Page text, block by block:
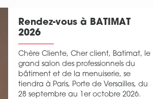
Rendez-vous à BATIMAT
2026
Chère Cliente, Cher client, Batimat, le
grand salon des professionnels du
bâtiment et de la menuiserie, se
tiendra à Paris, Porte de Versailles, du
28 septembre au 1er octobre 2026.